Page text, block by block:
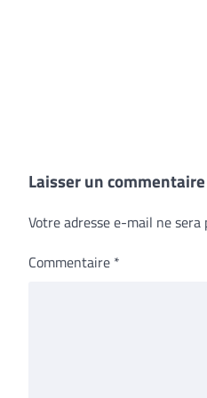
Laisser un commentaire
Votre adresse e-mail ne sera
Commentaire *